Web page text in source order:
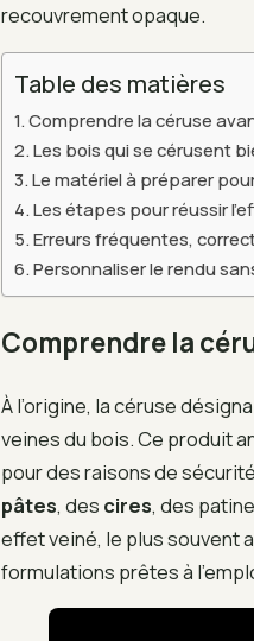
recouvrement opaque.
Table des matières
Comprendre la céruse
Les bois qui se cérusent
Le matériel à préparer
Les étapes pour réussir
Erreurs fréquentes,
Personnaliser le rendu
Comprendre la
À l’origine, la céruse
veines du bois. Ce produit
pour des raisons de
pâtes, des cires, des
effet veiné, le plus souvent
formulations prêtes à